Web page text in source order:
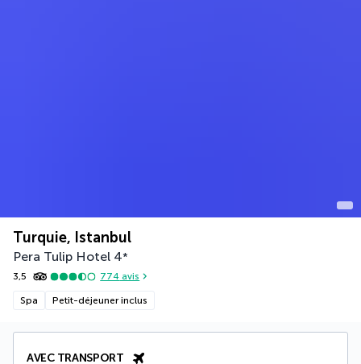
Turquie, Istanbul
Pera Tulip Hotel 4*
3,5 774 avis
Spa Petit-déjeuner inclus
AVEC TRANSPORT